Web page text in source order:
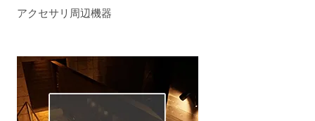
アクセサリ周辺機器